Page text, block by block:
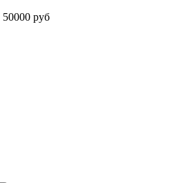
50000 руб